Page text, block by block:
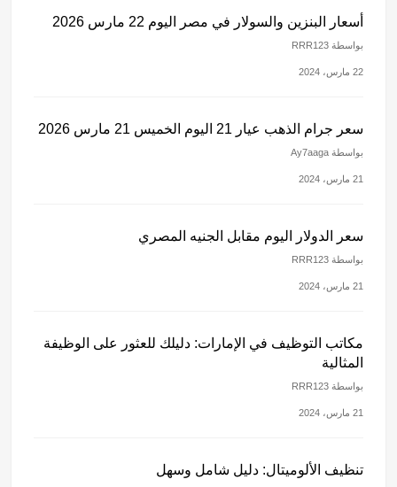
أسعار البنزين والسولار في مصر اليوم 22 مارس 2026
بواسطة RRR123
22 مارس، 2024
سعر جرام الذهب عيار 21 اليوم الخميس 21 مارس 2026
بواسطة Ay7aaga
21 مارس، 2024
سعر الدولار اليوم مقابل الجنيه المصري
بواسطة RRR123
21 مارس، 2024
مكاتب التوظيف في الإمارات: دليلك للعثور على الوظيفة
المثالية
بواسطة RRR123
21 مارس، 2024
تنظيف الألوميتال: دليل شامل وسهل